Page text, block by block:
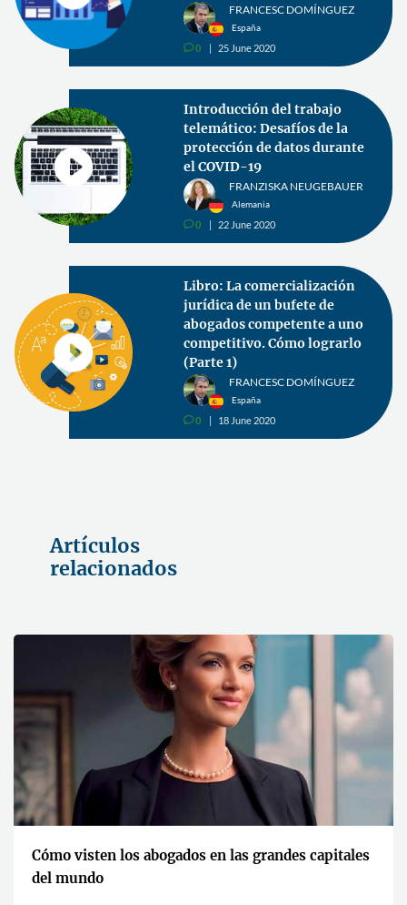
FRANCESC DOMÍNGUEZ
España
v0 25 June 2020
Introducción del trabajo
telemático: Desafíos de la
protección de datos durante
el COVID-19
FRANZISKA NEUGEBAUER
Alemania
v0 22 June 2020
Libro: La comercialización
jurídica de un bufete de
abogados competente a uno
competitivo. Cómo lograrlo
(Parte 1)
FRANCESC DOMÍNGUEZ
España
v0 18 June 2020
Artículos
relacionados
Cómo visten los abogados en las grandes capitales
del mundo